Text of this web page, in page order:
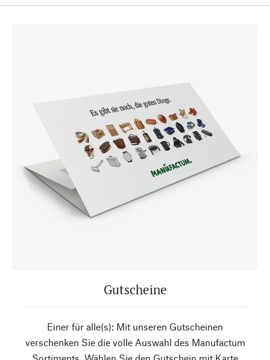
Gutscheine
Einer für alle(s): Mit unseren Gutscheinen
verschenken Sie die volle Auswahl des Manufactum